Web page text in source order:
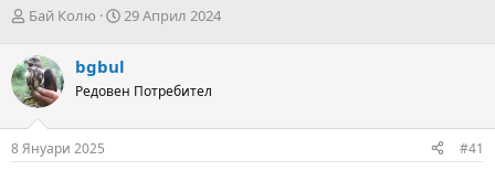
А
т
о
р
н
а
т
Бай Колю
Н
а
л
а
29 Април 2024
bgbul
Редовен Потребител
8 Януари 2025 #41